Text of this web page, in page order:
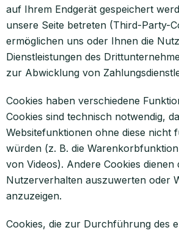
auf Ihrem Endgerät gespeichert
unsere Seite betreten (Third-Party-
ermöglichen uns oder Ihnen die
Dienstleistungen des
zur Abwicklung von
Cookies haben verschiedene
Cookies sind technisch notwendig,
Websitefunktionen ohne diese nicht
würden (z. B. die
von Videos). Andere Cookies dienen
Nutzerverhalten auszuwerten oder
anzuzeigen.
Cookies, die zur Durchführung des